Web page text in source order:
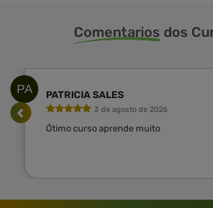
Comentarios dos
PA PATRICIA SALES
3 de agosto de 2026
Ótimo curso aprende muito